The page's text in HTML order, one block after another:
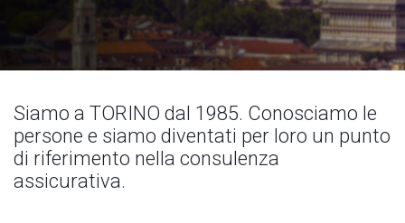
Siamo a TORINO dal 1985. Conosciamo le
persone e siamo diventati per loro un punto
di riferimento nella consulenza
assicurativa.